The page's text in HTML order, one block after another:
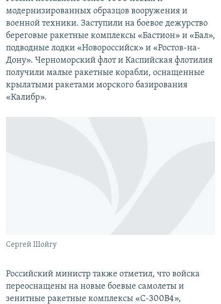
модернизированных образцов вооружения и
военной техники. Заступили на боевое дежурство
береговые ракетные комплексы «Бастион» и «Бал»,
подводные лодки «Новороссийск» и «Ростов-на-
Дону». Черноморский флот и Каспийская флотилия
получили малые ракетные корабли, оснащенные
крылатыми ракетами морского базирования
«Калибр».
Сергей Шойгу
Российский министр также отметил, что войска
переоснащены на новые боевые самолеты и
зенитные ракетные комплексы «С-300В4»,